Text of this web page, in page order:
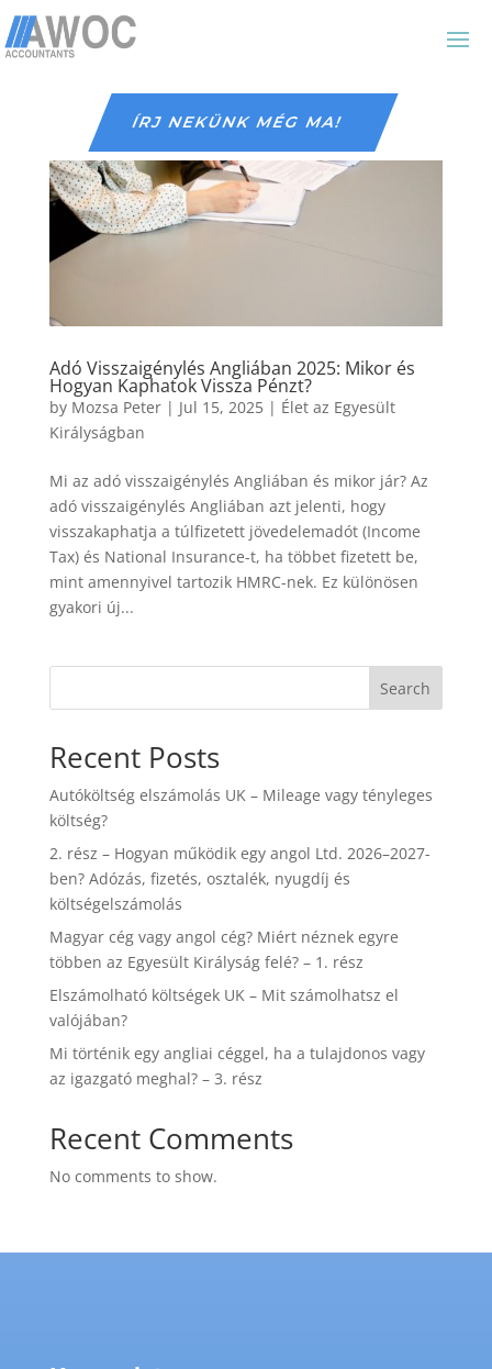
ÍRJ NEKÜNK MÉG MA!
Adó Visszaigénylés Angliában 2025: Mikor és
Hogyan Kaphatok Vissza Pénzt?
by Mozsa Peter| Jul 15, 2025| Élet az Egyesült
Királyságban
Mi az adó visszaigénylés Angliában és mikor jár? Az
adó visszaigénylés Angliában azt jelenti, hogy
visszakaphatja a túlfizetett jövedelemadót (Income
Tax) és National Insurance-t, ha többet fizetett be,
mint amennyivel tartozik HMRC-nek. Ez különösen
gyakori új...
Search
Recent Posts
Autóköltség elszámolás UK – Mileage vagy tényleges
költség?
2. rész – Hogyan működik egy angol Ltd. 2026–2027-
ben? Adózás, fizetés, osztalék, nyugdíj és
költségelszámolás
Magyar cég vagy angol cég? Miért néznek egyre
többen az Egyesült Királyság felé? – 1. rész
Elszámolható költségek UK – Mit számolhatsz el
valójában?
Mi történik egy angliai céggel, ha a tulajdonos vagy
az igazgató meghal? – 3. rész
Recent Comments
No comments to show.